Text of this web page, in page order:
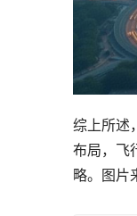
综上所述
布局，飞
略。图片